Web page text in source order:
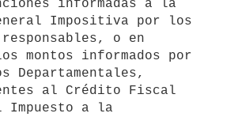
informadas a la
Impositiva por los
o en
montos informados por
Departamentales,
al Crédito Fiscal
Impuesto a la